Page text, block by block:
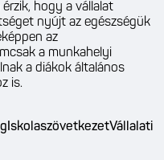
hogy a vállalat
nyújt az egészségük
az
a munkahelyi
a diákok általános
is.
IskolaszövetkezetVállalati